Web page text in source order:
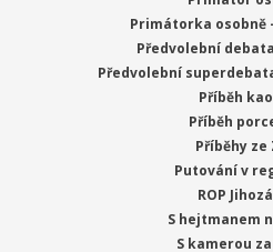
Primátorka osobně
Předvolební
Předvolební
Příběh
Příběh
Příběhy ze
Putování v
ROP
S hejtmanem
S kamerou